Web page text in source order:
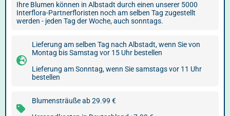
Ihre Blumen können in Albstadt durch einen unserer 5000
Interflora-Partnerfloristen noch am selben Tag zugestellt
werden - jeden Tag der Woche, auch sonntags.
Lieferung am selben Tag nach Albstadt, wenn Sie von
Montag bis Samstag vor 15 Uhr bestellen
Lieferung am Sonntag, wenn Sie samstags vor 11 Uhr
bestellen
Blumensträuße ab 29.99 €